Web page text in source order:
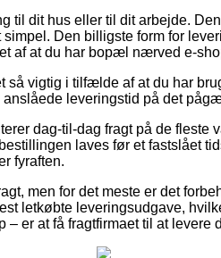
til dit hus eller til dit arbejde.
Den billigste form for
af at du har bopæl nærved e-
vigtig i tilfælde af at du har
leveringstid på det
dag-til-dag fragt på de fleste
laves før et fastslået
fyraften.
men for det meste er det
letkøbte leveringsudgave,
er at få fragtfirmaet til at levere